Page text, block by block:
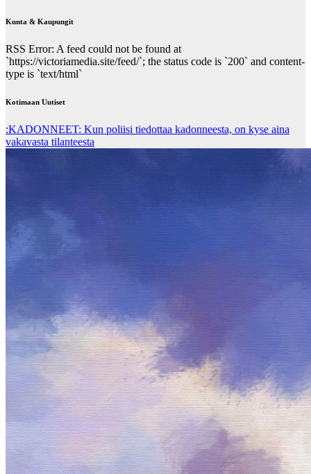
Kunta & Kaupungit
RSS Error: A feed could not be found at
`https://victoriamedia.site/feed/`; the status code is `200` and content-
type is `text/html`
Kotimaan Uutiset
:KADONNEET: Kun poliisi tiedottaa kadonneesta, on kyse aina
vakavasta tilanteesta